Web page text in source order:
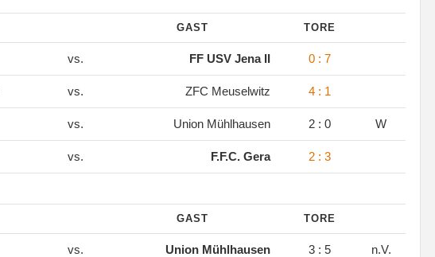
GAST TORE
vs. FF USV Jena II 0 : 7
vs. ZFC Meuselwitz 4 : 1
vs. Union Mühlhausen 2 : 0 W
vs. F.F.C. Gera 2 : 3
GAST TORE
vs. Union Mühlhausen 3 : 5 n.V.